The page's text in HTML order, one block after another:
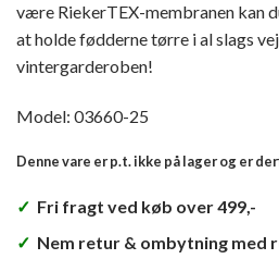
være RiekerTEX-membranen kan
at holde fødderne tørre i al slags
vintergarderoben!
Model: 03660-25
Denne vare er p.t. ikke på lager og er
✓ Fri fragt ved køb over 499,-
✓ Nem retur & ombytning med